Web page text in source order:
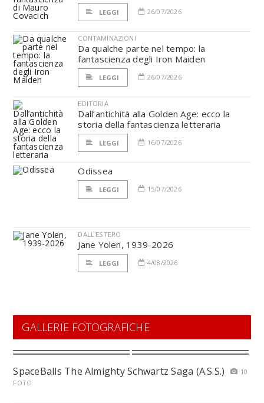
LEGGI 26/07/2026
CONTAMINAZIONI
Da qualche parte nel tempo: la
fantascienza degli Iron Maiden
LEGGI 26/07/2026
EDITORIA
Dall’antichità alla Golden Age: ecco la
storia della fantascienza letteraria
LEGGI 16/07/2026
Odissea
LEGGI 15/07/2026
DALL'ESTERO
Jane Yolen, 1939-2026
LEGGI 4/08/2026
GALLERIE FOTOGRAFICHE
SpaceBalls The Almighty Schwartz Saga (A.S.S.)
10
FOTO